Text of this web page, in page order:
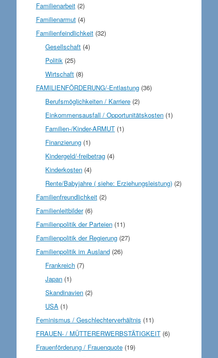
Familienarbeit(2)
Familienarmut(4)
Familienfeindlichkeit(32)
Gesellschaft (4)
Politik (25)
Wirtschaft (8)
FAMILIENFÖRDERUNG/-Entlastung(36)
Berufsmöglichkeiten / Karriere (2)
Einkommensausfall / Opportunitätskosten (1)
Familien-/Kinder-ARMUT (1)
Finanzierung (1)
Kindergeld/-freibetrag (4)
Kinderkosten (4)
Rente/Babyjahre ( siehe: Erziehungsleistung) (2)
Familienfreundlichkeit(2)
Familienleitbilder(6)
Familienpolitik der Parteien(11)
Familienpolitik der Regierung(27)
Familienpolitik im Ausland(26)
Frankreich (7)
Japan (1)
Skandinavien (2)
USA (1)
Feminismus / Geschlechterverhältnis (11)
FRAUEN- / MÜTTERERWERBSTÄTIGKEIT(6)
Frauenförderung / Frauenquote(19)